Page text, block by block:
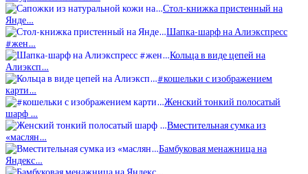
Стол-книжка пристенный на
Янде…
Шапка-шарф на Алиэкспресс
#жен…
Кольца в виде цепей на
Алиэксп…
#кошельки с изображением
карти…
Женский тонкий полосатый
шарф …
Вместительная сумка из
«маслян…
Бамбуковая менажница на
Яндекс…